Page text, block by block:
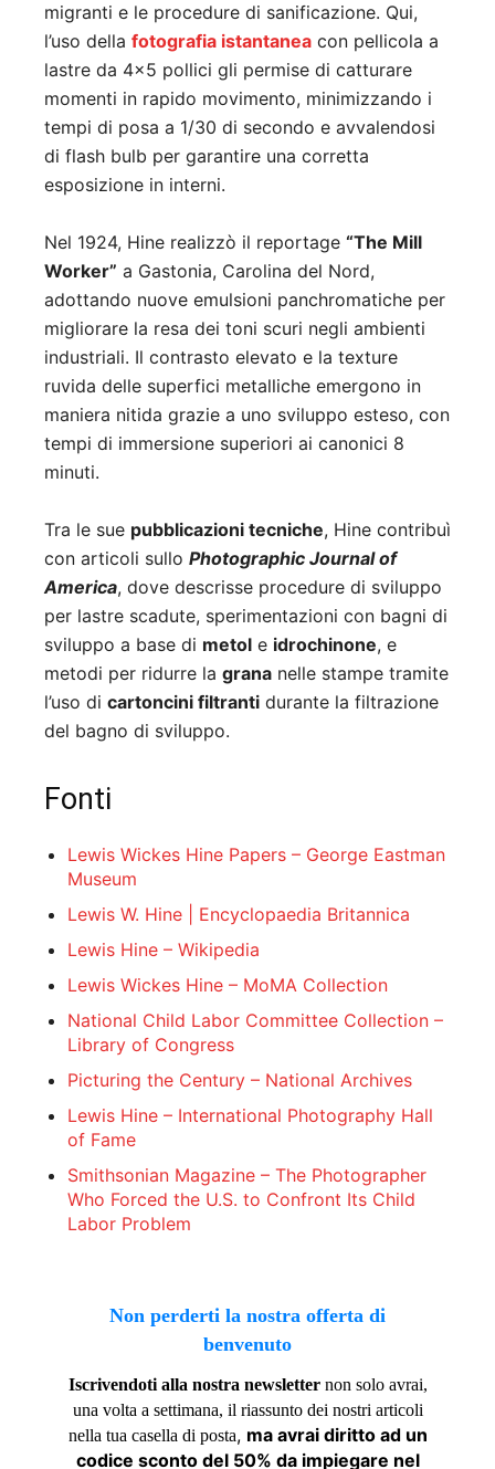
migranti e le procedure di sanificazione. Qui,
l’uso della fotografia istantanea con pellicola a
lastre da 4×5 pollici gli permise di catturare
momenti in rapido movimento, minimizzando i
tempi di posa a 1/30 di secondo e avvalendosi
di flash bulb per garantire una corretta
esposizione in interni.
Nel 1924, Hine realizzò il reportage “The Mill
Worker” a Gastonia, Carolina del Nord,
adottando nuove emulsioni panchromatiche per
migliorare la resa dei toni scuri negli ambienti
industriali. Il contrasto elevato e la texture
ruvida delle superfici metalliche emergono in
maniera nitida grazie a uno sviluppo esteso, con
tempi di immersione superiori ai canonici 8
minuti.
Tra le sue pubblicazioni tecniche, Hine contribuì
con articoli sullo Photographic Journal of
America, dove descrisse procedure di sviluppo
per lastre scadute, sperimentazioni con bagni di
sviluppo a base di metol e idrochinone, e
metodi per ridurre la grana nelle stampe tramite
l’uso di cartoncini filtranti durante la filtrazione
del bagno di sviluppo.
Fonti
Lewis Wickes Hine Papers – George Eastman
Museum
Lewis W. Hine | Encyclopaedia Britannica
Lewis Hine – Wikipedia
Lewis Wickes Hine – MoMA Collection
National Child Labor Committee Collection –
Library of Congress
Picturing the Century – National Archives
Lewis Hine – International Photography Hall
of Fame
Smithsonian Magazine – The Photographer
Who Forced the U.S. to Confront Its Child
Labor Problem
Non perderti la nostra offerta di
benvenuto
Iscrivendoti alla nostra newsletternon solo avrai,
una volta a settimana, il riassunto dei nostri articoli
nella tua casella di posta, ma avrai diritto ad un
codice sconto del 50% da impiegare nel